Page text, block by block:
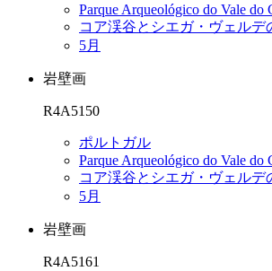
Parque Arqueológico do Vale do
コア渓谷とシエガ・ヴェル
5月
岩壁画
R4A5150
ポルトガル
Parque Arqueológico do Vale do
コア渓谷とシエガ・ヴェル
5月
岩壁画
R4A5161